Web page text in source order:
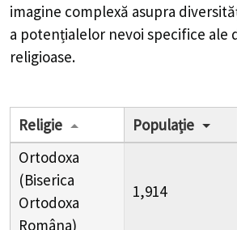
imagine complexă asupra
a potențialelor nevoi specifice
religioase.
Religie Populație
Ortodoxa
(Biserica
Ortodoxa
Româna)
1,914